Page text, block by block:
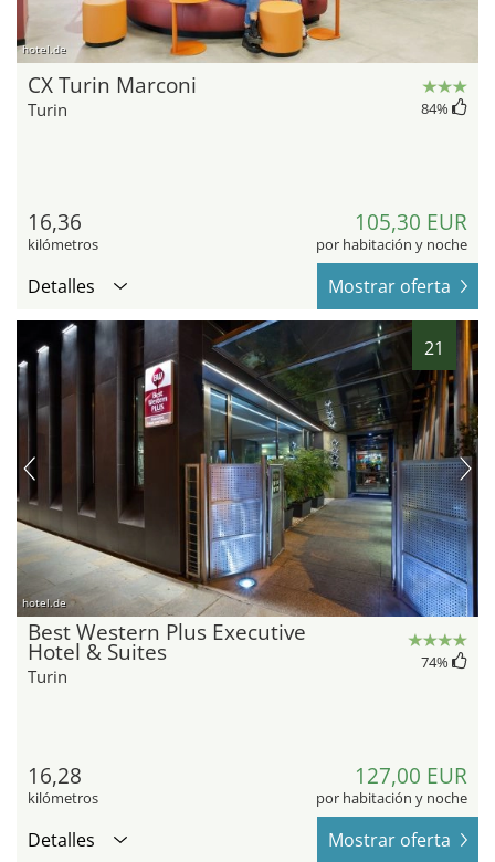
hotel.de
CX Turin Marconi
Turin 84%
16,36
kilómetros
105,30 EUR
por habitación y noche
Detalles Mostrar oferta
21
hotel.de
Best Western Plus Executive
Hotel & Suites
Turin
74%
16,28
kilómetros
127,00 EUR
por habitación y noche
Detalles Mostrar oferta